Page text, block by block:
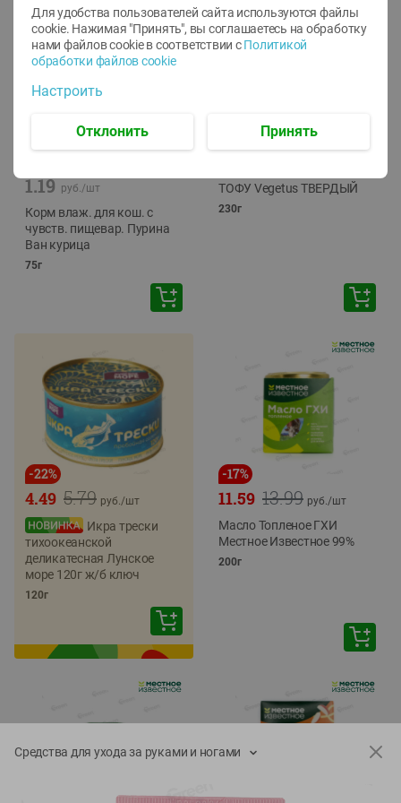
1.19 руб./шт
Корм влаж. для кош. с
чувств. пищевар. Пурина
Ван курица
75г
ТОФУ Vegetus ТВЕРДЫЙ
230г
-22%
5.79
4.49 руб./шт
Икра трески
тихоокеанской
деликатесная Лунское
море 120г ж/б ключ
120г
-17%
13.99
11.59 руб./шт
Масло Топленое ГХИ
Местное Известное 99%
200г
Средства для ухода за руками и ногами
Для удобства пользователей сайта используются файлы
cookie. Нажимая "Принять", вы соглашаетесь на обработку
нами файлов cookie в соответствии с Политикой
обработки файлов cookie
Настроить
Отклонить Принять